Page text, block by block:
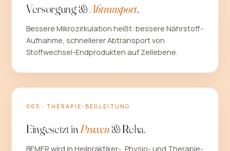
Versorgung &Abtransport.
Bessere Mikrozirkulation heißt: bessere Nährstoff-
Aufnahme, schnellerer Abtransport von
Stoffwechsel-Endprodukten auf Zellebene.
005 · THERAPIE-BEGLEITUNG
Eingesetzt inPraxen& Reha.
BEMER wird in Heilpraktiker-, Physio- und Therapie-